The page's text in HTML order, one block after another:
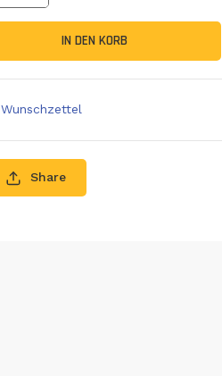
Menge erhöhen
IN DEN KORB
Wunschzettel
Share